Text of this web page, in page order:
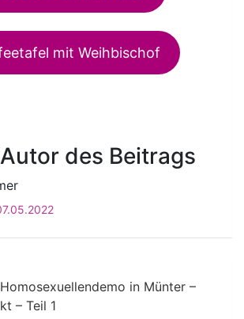
mit Weihbischof
des Beitrags
in Münter –
– Teil 1